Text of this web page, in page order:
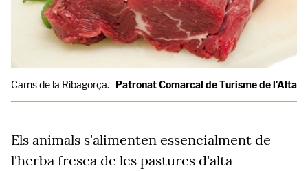
Carns de la Ribagorça. Patronat Comarcal de Turisme de l'Alta
Els animals s'alimenten essencialment de
l'herba fresca de les pastures d'alta